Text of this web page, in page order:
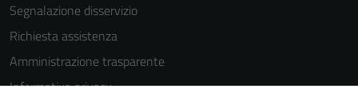
Segnalazione disservizio
Richiesta assistenza
Amministrazione trasparente
Informativa privacy